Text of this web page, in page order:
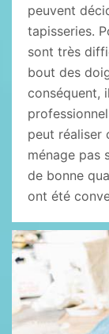
peuvent
tapisseries.
sont très
bout des
conséquent,
peut réaliser
ménage pas
de bonne
ont été